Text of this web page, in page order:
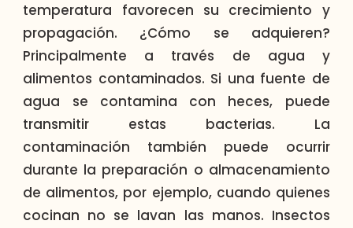
temperatura favorecen su crecimiento y
propagación. ¿Cómo se adquieren?
Principalmente a través de agua y
alimentos contaminados. Si una fuente de
agua se contamina con heces, puede
transmitir estas bacterias. La
contaminación también puede ocurrir
durante la preparación o almacenamiento
de alimentos, por ejemplo, cuando quienes
cocinan no se lavan las manos. Insectos